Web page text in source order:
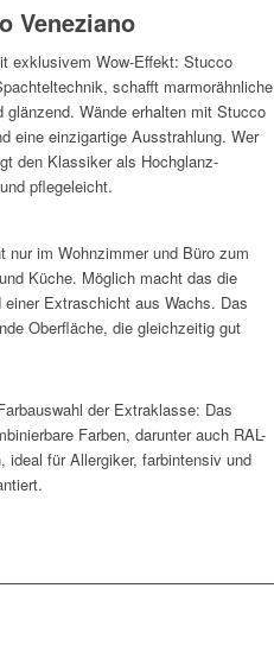
Veneziano
exklusivem Wow-Effekt: Stucco
schafft marmorähnliche
Wände erhalten mit Stucco
eine einzigartige Ausstrahlung. Wer
den Klassiker als Hochglanz-
pflegeleicht.
im Wohnzimmer und Büro zum
Küche. Möglich macht das die
Extraschicht aus Wachs. Das
Oberfläche, die gleichzeitig gut
der Extraklasse: Das
Farben, darunter auch RAL-
ideal für Allergiker, farbintensiv und